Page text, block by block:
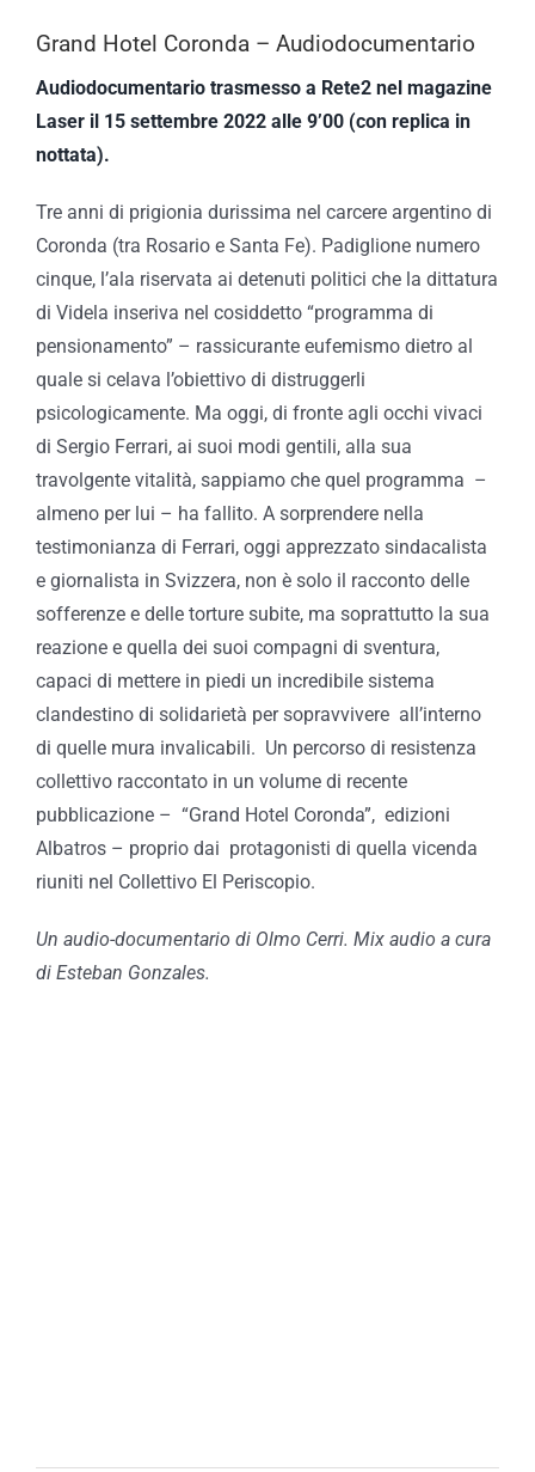
Grand Hotel Coronda – Audiodocumentario
Audiodocumentario trasmesso a Rete2 nel magazine
Laser il 15 settembre 2022 alle 9’00 (con replica in
nottata).
Tre anni di prigionia durissima nel carcere argentino di
Coronda (tra Rosario e Santa Fe). Padiglione numero
cinque, l’ala riservata ai detenuti politici che la dittatura
di Videla inseriva nel cosiddetto “programma di
pensionamento” – rassicurante eufemismo dietro al
quale si celava l’obiettivo di distruggerli
psicologicamente. Ma oggi, di fronte agli occhi vivaci
di Sergio Ferrari, ai suoi modi gentili, alla sua
travolgente vitalità, sappiamo che quel programma –
almeno per lui – ha fallito. A sorprendere nella
testimonianza di Ferrari, oggi apprezzato sindacalista
e giornalista in Svizzera, non è solo il racconto delle
sofferenze e delle torture subite, ma soprattutto la sua
reazione e quella dei suoi compagni di sventura,
capaci di mettere in piedi un incredibile sistema
clandestino di solidarietà per sopravvivere all’interno
di quelle mura invalicabili. Un percorso di resistenza
collettivo raccontato in un volume di recente
pubblicazione – “Grand Hotel Coronda”, edizioni
Albatros – proprio dai protagonisti di quella vicenda
riuniti nel Collettivo El Periscopio.
Un audio-documentario di Olmo Cerri. Mix audio a cura
di Esteban Gonzales.